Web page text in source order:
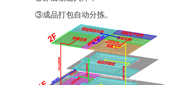
③成品打包自动分拣。